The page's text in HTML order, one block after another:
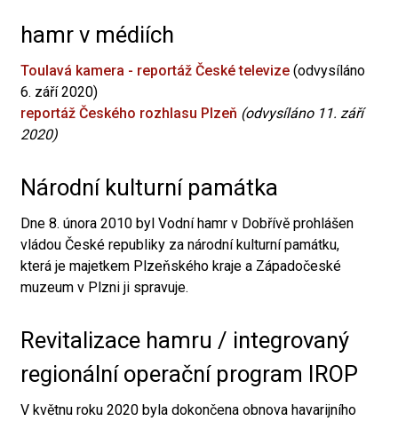
hamr v médiích
Toulavá kamera - reportáž České televize (odvysíláno
6. září 2020)
reportáž Českého rozhlasu Plzeň (odvysíláno 11. září
2020)
Národní kulturní památka
Dne 8. února 2010 byl Vodní hamr v Dobřívě prohlášen
vládou České republiky za národní kulturní památku,
která je majetkem Plzeňského kraje a Západočeské
muzeum v Plzni ji spravuje.
Revitalizace hamru / integrovaný
regionální operační program IROP
V květnu roku 2020 byla dokončena obnova havarijního